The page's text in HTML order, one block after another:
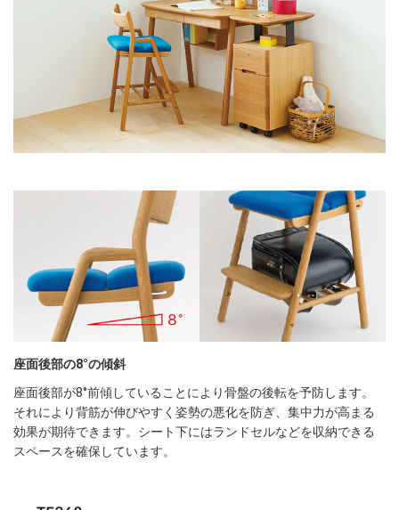
座面後部の8°の傾斜
座面後部が8°前傾していることにより骨盤の後転を予防します。
それにより背筋が伸びやすく姿勢の悪化を防ぎ、集中力が高まる
効果が期待できます。シート下にはランドセルなどを収納できる
スペースを確保しています。